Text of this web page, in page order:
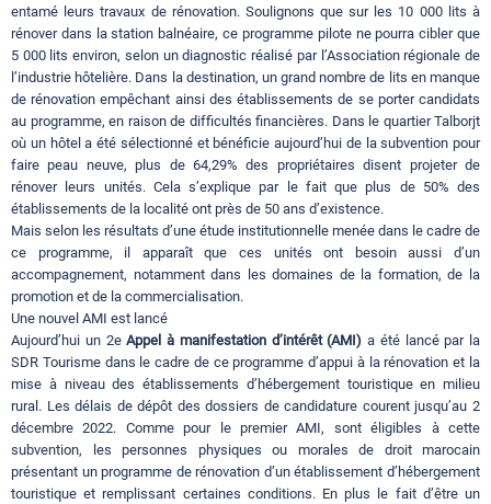
entamé leurs travaux de rénovation. Soulignons que sur les 10 000 lits à
rénover dans la station balnéaire, ce programme pilote ne pourra cibler que
5 000 lits environ, selon un diagnostic réalisé par l’Association régionale de
l’industrie hôtelière. Dans la destination, un grand nombre de lits en manque
de rénovation empêchant ainsi des établissements de se porter candidats
au programme, en raison de difficultés financières. Dans le quartier Talborjt
où un hôtel a été sélectionné et bénéficie aujourd’hui de la subvention pour
faire peau neuve, plus de 64,29% des propriétaires disent projeter de
rénover leurs unités. Cela s’explique par le fait que plus de 50% des
établissements de la localité ont près de 50 ans d’existence.
Mais selon les résultats d’une étude institutionnelle menée dans le cadre de
ce programme, il apparaît que ces unités ont besoin aussi d’un
accompagnement, notamment dans les domaines de la formation, de la
promotion et de la commercialisation.
Une nouvel AMI est lancé
Aujourd’hui un 2eAppel à manifestation d’intérêt (AMI) a été lancé par la
SDR Tourisme dans le cadre de ce programme d’appui à la rénovation et la
mise à niveau des établissements d’hébergement touristique en milieu
rural. Les délais de dépôt des dossiers de candidature courent jusqu’au 2
décembre 2022. Comme pour le premier AMI, sont éligibles à cette
subvention, les personnes physiques ou morales de droit marocain
présentant un programme de rénovation d’un établissement d’hébergement
touristique et remplissant certaines conditions. En plus le fait d’être un